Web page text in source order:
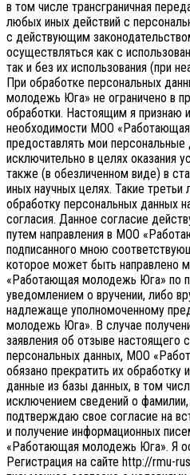
в том числе трансграничная
любых иных действий с
с действующим
осуществляться как с
так и без их использования (при
При обработке персональных
молодежь Юга» не ограничено в
обработки. Настоящим я признаю
необходимости МОО
предоставлять мои
исключительно в целях оказания
также (в обезличенном виде) в
иных научных целях. Такие
обработку персональных данных
согласия. Данное согласие
путем направления в МОО
подписанного мною
которое может быть направлено
«Работающая молодежь Юга» по
уведомлением о вручении, либо
надлежаще уполномоченному
молодежь Юга». В случае
заявления об отзыве настоящего
персональных данных, МОО
обязано прекратить их обработку
данные из базы данных, в том
исключением сведений о
подтверждаю свое согласие на
и получение информационных
«Работающая молодежь Юга». Я
Регистрация на сайте http://rmu-